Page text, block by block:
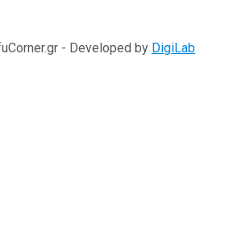
- Developed by DigiLab